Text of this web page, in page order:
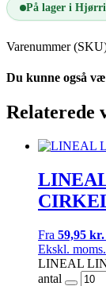
På lager i
Varenummer
Du kunne også
Relaterede
Fra 59,95
Ekskl. moms.
LINEAL
antal